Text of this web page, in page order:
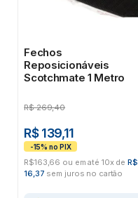
Fechos
Reposicionáveis
Scotchmate 1 Metro
R$ 269,40
R$ 139,11
R$163,66 ou em até 10x deR$
16,37 sem juros no cartão